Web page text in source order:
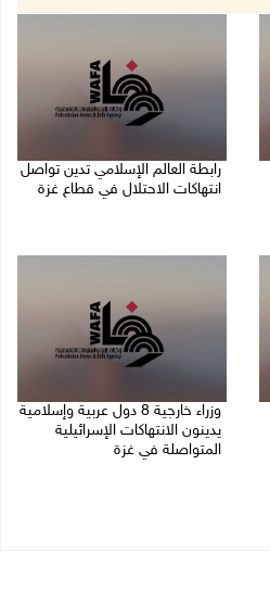
رابطة العالم الإسلامي تدين تواصل
انتهاكات الاحتلال في قطاع غزة
وزراء خارجية 8 دول عربية وإسلامية
يدينون الانتهاكات الإسرائيلية
المتواصلة في غزة